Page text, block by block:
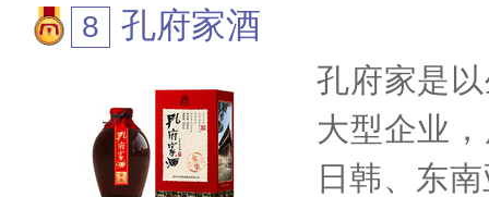
孔府家酒
孔府家是
大型企业
日韩、东